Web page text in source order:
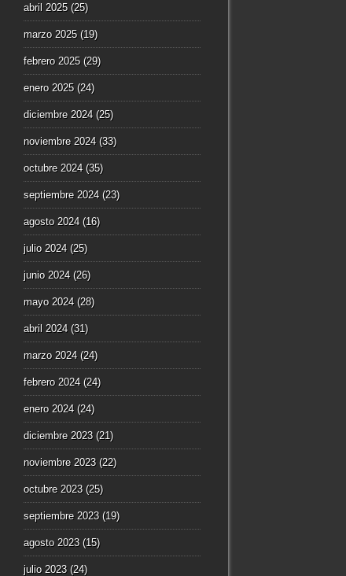
abril 2025(25)
marzo 2025(19)
febrero 2025(29)
enero 2025(24)
diciembre 2024(25)
noviembre 2024(33)
octubre 2024(35)
septiembre 2024(23)
agosto 2024(16)
julio 2024(25)
junio 2024(26)
mayo 2024(28)
abril 2024(31)
marzo 2024(24)
febrero 2024(24)
enero 2024(24)
diciembre 2023(21)
noviembre 2023(22)
octubre 2023(25)
septiembre 2023(19)
agosto 2023(15)
julio 2023(24)